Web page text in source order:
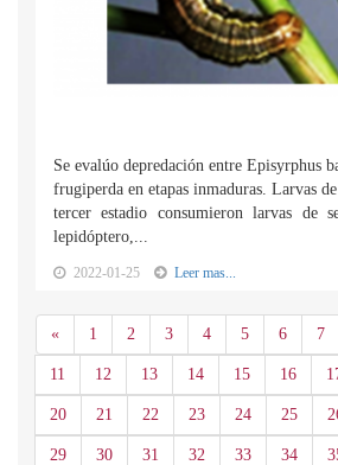
Se evalúo depredación entre Episyrphus
frugiperda en etapas inmaduras. Larvas
tercer estadio consumieron larvas de
lepidóptero,...
2022-01-25 Leer mas...
«Anterior
1 2 3 4 5 6 7
11 12 13 14 15 16
20 21 22 23 24 25
29 30 31 32 33 34